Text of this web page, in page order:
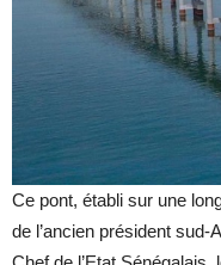
Ce pont, établi sur une
de l’ancien président